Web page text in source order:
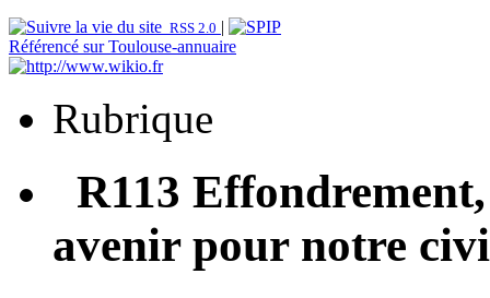
RSS 2.0 |
Référencé sur Toulouse-annuaire
Rubrique
R113
avenir pour notre